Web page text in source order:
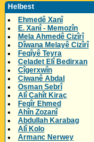
Helbest
Ehmedê Xanî
E. Xanî - Memozîn
Mela Ahmedê Cizîrî
Dîwana Melayê Cizîrî
Feqîyê Teyra
Celadet Elî Bedirxan
Cîgerxwîn
Ciwanê Abdal
Osman Sebrî
Alî Cahît Kiraç
Feqîr Ehmed
Ahîn Zozanî
Abdullah Karabag
Alî Kolo
Armanc Nerwey